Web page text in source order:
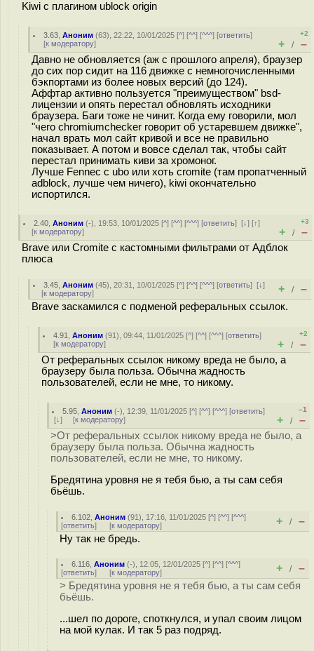
Kiwi с плагином ublock origin
3.63 ,Аноним (63), 22:22, 10/01/2025 [^] [^^] [^^^] [ответить]
[к модератору]
+2
+ / –
Давно не обновляется (аж с прошлого апреля), браузер
до сих пор сидит на 116 движке с немногочисленными
бэкпортами из более новых версий (до 124).
Аффтар активно пользуется "преимуществом" bsd-
лицензии и опять перестал обновлять исходники
браузера. Баги тоже не чинит. Когда ему говорили, мол
"чего chromiumchecker говорит об устаревшем движке",
начал врать мол сайт кривой и все не правильно
показывает. А потом и вовсе сделал так, чтобы сайт
перестал принимать киви за хромоног.
Лучше Fennec с ubo или хоть cromite (там пропатченный
adblock, лучше чем ничего), kiwi окончательно
испортился.
2.40 ,Аноним (-), 19:53, 10/01/2025 [^] [^^] [^^^] [ответить][↓] [↑]
[к модератору]
+3
+ / –
Brave или Cromite с кастомными фильтрами от Адблок
плюса
3.45 ,Аноним (45), 20:31, 10/01/2025 [^] [^^] [^^^] [ответить][↓]
[к модератору] + / –
Brave заскамился с подменой реферальных ссылок.
4.91 ,Аноним (91), 09:44, 11/01/2025 [^] [^^] [^^^] [ответить]
[к модератору]
+2
+ / –
От реферальных ссылок никому вреда не было, а
браузеру была польза. Обычна жадность
пользователей, если не мне, то никому.
5.95 ,Аноним (-), 12:39, 11/01/2025 [^] [^^] [^^^] [ответить]
[↓] [к модератору]
–1
+ / –
>От реферальных ссылок никому вреда не было, а
браузеру была польза. Обычна жадность
пользователей, если не мне, то никому.
Бредятина уровня не я тебя бью, а ты сам себя
бьёшь.
6.102 ,Аноним (91), 17:16, 11/01/2025 [^] [^^] [^^^]
[ответить] [к модератору] + / –
Ну так не бредь.
6.116 ,Аноним (-), 12:05, 12/01/2025 [^] [^^] [^^^]
[ответить] [к модератору] + / –
> Бредятина уровня не я тебя бью, а ты сам себя
бьёшь.
...шел по дороге, споткнулся, и упал своим лицом
на мой кулак. И так 5 раз подряд.